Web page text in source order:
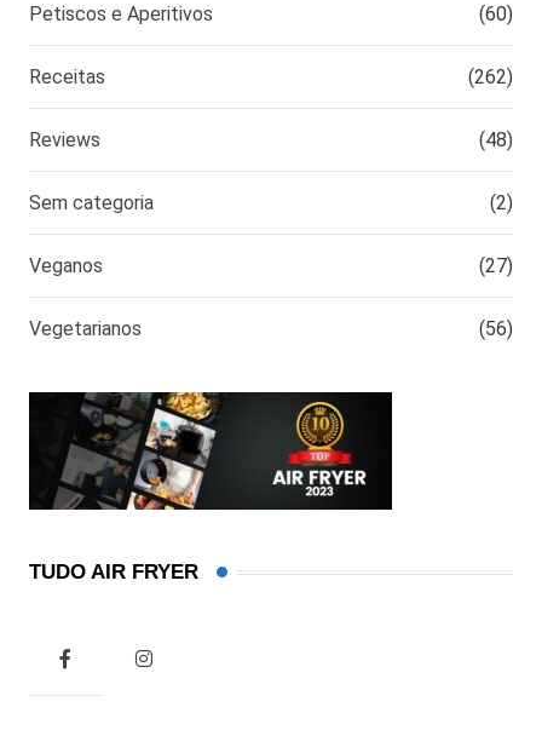
Petiscos e Aperitivos (60)
Receitas (262)
Reviews (48)
Sem categoria (2)
Veganos (27)
Vegetarianos (56)
TUDO AIR FRYER